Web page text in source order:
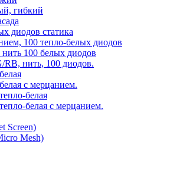
гибкий
диодов статика
100 тепло-белых диодов
100 белых диодов
RB, нить, 100 диодов.
с мерцанием.
белая
белая с мерцанием.
Screen)
Mesh)